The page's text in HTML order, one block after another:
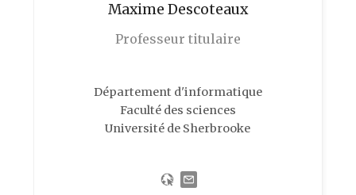
Maxime Descoteaux
Professeur titulaire
Département d'informatique
Faculté des sciences
Université de Sherbrooke